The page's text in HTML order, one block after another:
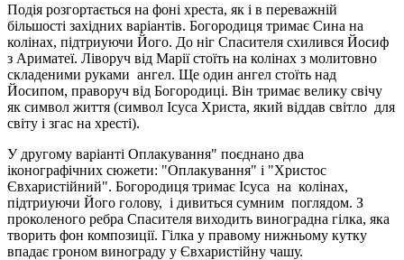
Подія розгортається на фоні хреста, як і в переважній
більшості західних варіантів. Богородиця тримає Сина на
колінах, підтриуючи Його. До ніг Спасителя схилився Йосиф
з Ариматеї. Ліворуч від Марії стоїть на колінах з молитовно
складеними руками ангел. Ще один ангел стоїть над
Йосипом, праворуч від Богородиці. Він тримає велику свічу
як символ життя (символ Ісуса Христа, який віддав світло для
світу і згас на хресті).
У другому варіанті Оплакування" поєднано два
іконографічних сюжети: "Оплакування" і "Христос
Євхаристійний". Богородиця тримає Ісуса на колінах,
підтриуючи Його голову, і дивиться сумним поглядом. З
проколеного ребра Спасителя виходить виноградна гілка, яка
творить фон композиції. Гілка у правому нижньому кутку
впадає гроном винограду у Євхаристійну чашу.